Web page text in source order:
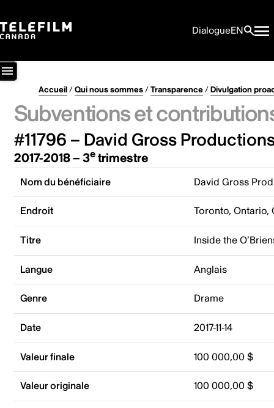
DialogueEN
Accueil/Qui nous sommes/Transparence/Divulgation
Subventions et
#11796 – David Gross
2017-2018 – 3etrimestre
Nom du bénéficiaire David Gross
Endroit Toronto, Ontario,
Titre Inside the
Langue Anglais
Genre Drame
Date 2017-11-14
Valeur finale 100 000,00 $
Valeur originale 100 000,00 $